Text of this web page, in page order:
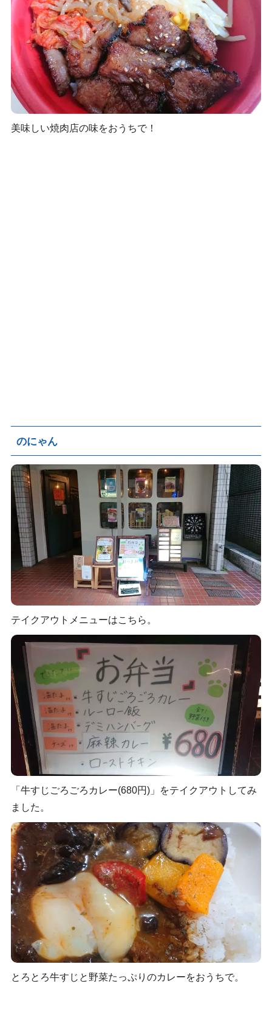
美味しい焼肉店の味をおうちで！
のにゃん
テイクアウトメニューはこちら。
「牛すじごろごろカレー(680円)」をテイクアウトしてみ
ました。
とろとろ牛すじと野菜たっぷりのカレーをおうちで。